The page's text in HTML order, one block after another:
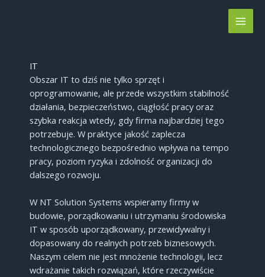
IT
Obszar IT to dziś nie tylko sprzęt i
oprogramowanie, ale przede wszystkim stabilność
działania, bezpieczeństwo, ciągłość pracy oraz
szybka reakcja wtedy, gdy firma najbardziej tego
potrzebuje. W praktyce jakość zaplecza
technologicznego bezpośrednio wpływa na tempo
pracy, poziom ryzyka i zdolność organizacji do
dalszego rozwoju.
W NT Solution Systems wspieramy firmy w
budowie, porządkowaniu i utrzymaniu środowiska
IT w sposób uporządkowany, przewidywalny i
dopasowany do realnych potrzeb biznesowych.
Naszym celem nie jest mnożenie technologii, lecz
wdrażanie takich rozwiązań, które rzeczywiście